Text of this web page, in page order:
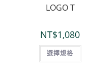
LOGO T
NT$1,080
選擇規格